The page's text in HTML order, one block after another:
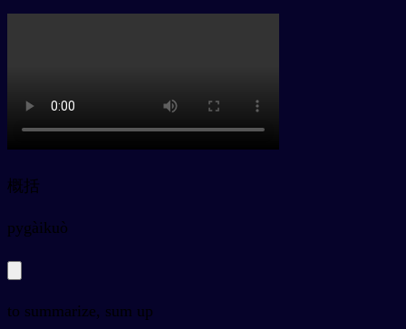
概括
pygàikuò
to summarize, sum up